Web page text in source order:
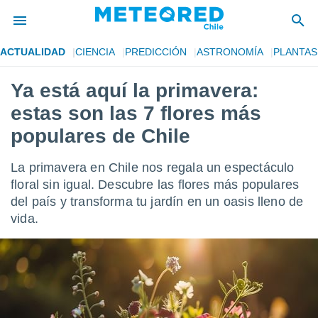
de
por
la
calidad.
a este
las
forma
ACTUALIDAD CIENCIA PREDICCIÓN ASTRONOMÍA PLANTAS
Ya está aquí la primavera:
estas son las 7 flores más
populares de Chile
La primavera en Chile nos regala un espectáculo
floral sin igual. Descubre las flores más populares
del país y transforma tu jardín en un oasis lleno de
vida.